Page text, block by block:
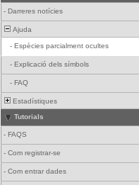
- Darreres notícies
Ajuda
- Espècies parcialment ocultes
- Explicació dels símbols
- FAQ
Estadístiques
Tutorials
- FAQS
- Com registrar-se
- Com entrar dades